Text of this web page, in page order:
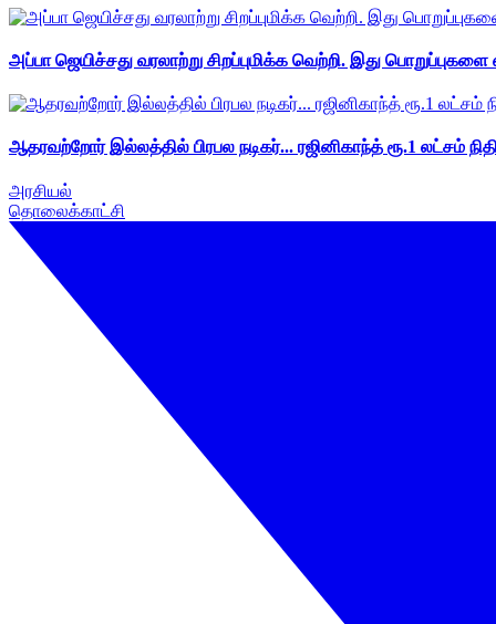
அப்பா ஜெயிச்சது வரலாற்று சிறப்புமிக்க வெற்றி. இது
ஆதரவற்றோர் இல்லத்தில் பிரபல நடிகர்... ரஜினிகாந்த் ரூ.1 லட்சம்
அரசியல்
தொலைக்காட்சி